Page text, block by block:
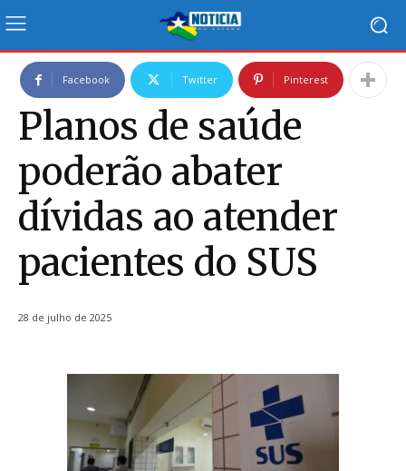
Facebook Twitter Pinterest
Planos de saúde
poderão abater
dívidas ao atender
pacientes do SUS
28 de julho de 2025